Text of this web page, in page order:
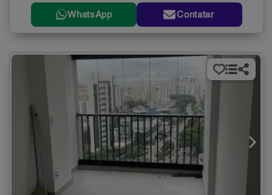
WhatsApp Contatar